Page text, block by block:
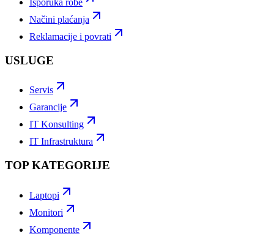
Isporuka robe
Načini plaćanja
Reklamacije i povrati
USLUGE
Servis
Garancije
IT Konsulting
IT Infrastruktura
TOP KATEGORIJE
Laptopi
Monitori
Komponente